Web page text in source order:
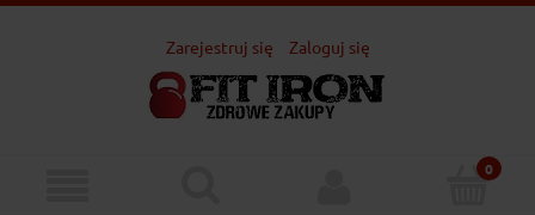
Zarejestruj się Zaloguj się